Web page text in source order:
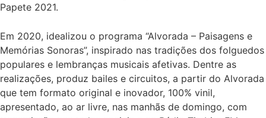
Papete 2021.
Em 2020, idealizou o programa “Alvorada – Paisagens e
Memórias Sonoras”, inspirado nas tradições dos folguedos
populares e lembranças musicais afetivas. Dentre as
realizações, produz bailes e circuitos, a partir do Alvorada
que tem formato original e inovador, 100% vinil,
apresentado, ao ar livre, nas manhãs de domingo, com